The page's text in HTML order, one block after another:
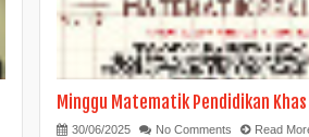
Minggu Matematik Pendidikan Khas
30/06/2025 No Comments Read